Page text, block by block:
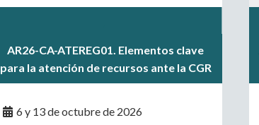
AR26-CA-ATEREG01. Elementos clave
para la atención de recursos ante la CGR
.
6 y 13 de octubre de 2026